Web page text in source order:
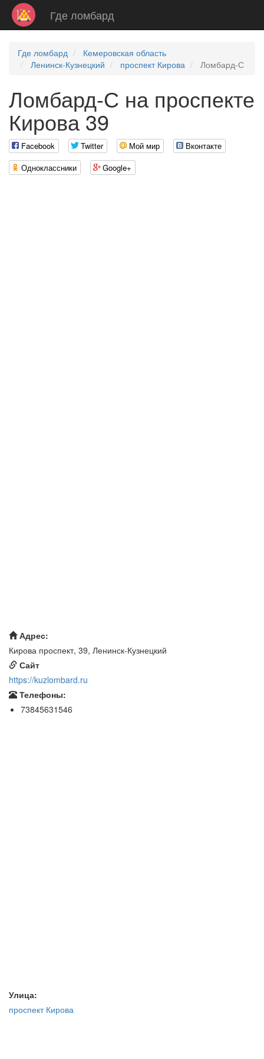
Где ломбард
Где ломбард
Кемеровская область
Ленинск-Кузнецкий
проспект Кирова Ломбард-С
Ломбард-С на проспекте
Кирова 39
Facebook Twitter Мой мир
Вконтакте
Одноклассники
Google+
Адрес:
Кирова проспект, 39, Ленинск-Кузнецкий
Сайт
https://kuzlombard.ru
Телефоны:
73845631546
Улица:
проспект Кирова